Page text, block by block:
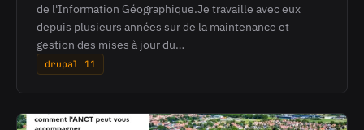
de l'Information Géographique.Je travaille avec eux
depuis plusieurs années sur de la maintenance et
gestion des mises à jour du…
drupal 11